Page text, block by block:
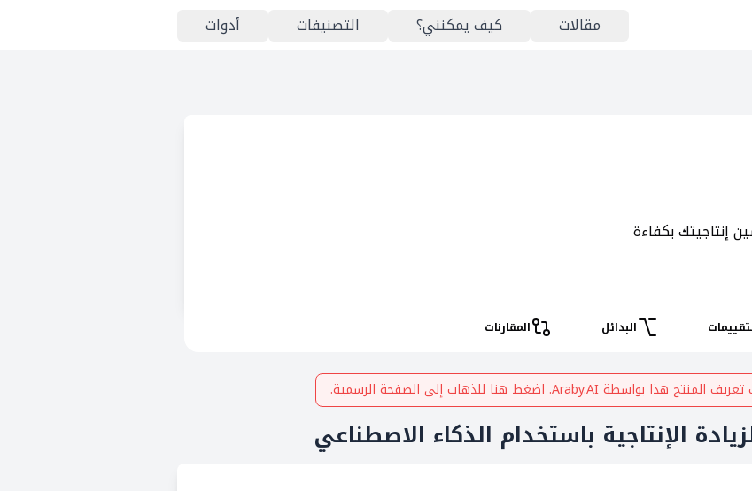
مقالات كيف يمكنني؟ التصنيفات أدوات
إنتاجيتك بكفاءة
البدائل المقارنات
تعريف المنتج هذا بواسطةAraby.AI. اضغط هنا للذهاب إلى الصفحة الرسمية.